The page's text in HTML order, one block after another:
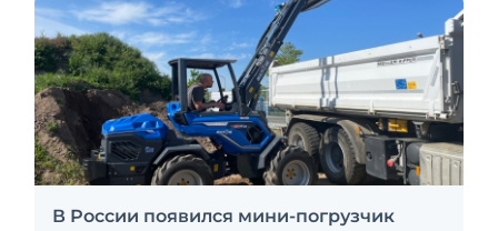
В России появился мини-погрузчик